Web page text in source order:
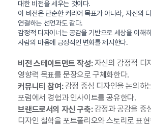
대한 비전을 세우는 것이다.
이 비전은 단순한 커리어 목표가 아니라, 자신의
연결하는 선언과도 같다.
감정적 디자이너는 공감을 기반으로 세상을 이해
사람의 마음에 긍정적인 변화를 제시한다.
비전 스테이트먼트 작성:자신의 감정적 디
영향력 목표를 문장으로 구체화한다.
커뮤니티 참여:감정 중심 디자인을 논의하
포럼에서 경험과 인사이트를 공유한다.
브랜드로서의 자신 구축:감정과 공감을 중
디자인 철학을 포트폴리오와 스토리로 표